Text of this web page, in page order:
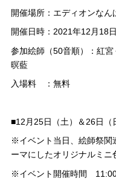
開催場所：エディオンな
開催日時：2021年12月18
参加絵師（50音順）：紅
暝藍
入場料 ：無料
■12月25日（土）＆26日（
※イベント当日、絵師祭関
ーマにしたオリジナルミニ
※イベント開催時間